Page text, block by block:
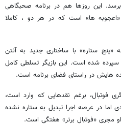
این روزها هم در برنامه صحبگاهی
ها» است که در هر دو ، کاملا
ستاره» با ساختاری جدید به آنتن
شده است. این بازیگر تسلطی کامل
هایش در راستای فضای برنامه است.
فوتبال، برغم نقدهایی که وارد است،
در عرصه اجرا تبدیل به ستاره نشده
«فوتبال برتر» هفتگی است.